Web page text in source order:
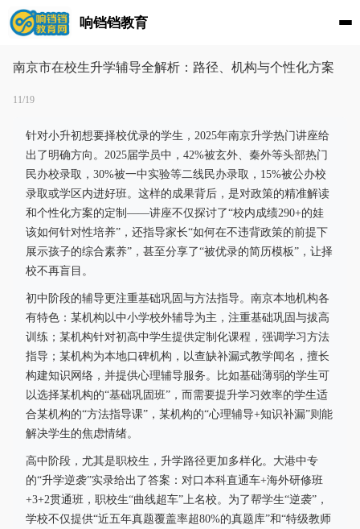
响铛铛教育
南京市在校生升学辅导全解析：路径、机构与个性化方案
11/19
针对小升初想要择校优录的学生，2025年南京升学热门讲座给
出了明确方向。2025届学员中，42%被玄外、秦外等头部热门
民办校录取，30%被一中实验等二线民办录取，15%被公办校
录取或学区内进好班。这样的成果背后，是对政策的精准解读
和个性化方案的定制——讲座不仅探讨了“校内成绩290+的娃
该如何针对性培养”，还指导家长“如何在不违背政策的前提下
展示孩子的综合素养”，甚至分享了“被优录的简历模板”，让择
校不再盲目。
初中阶段的辅导更注重基础巩固与方法指导。南京本地机构各
有特色：某机构以中小学校外辅导为主，注重基础巩固与拔高
训练；某机构针对初高中学生提供定制化课程，强调学习方法
指导；某机构为本地口碑机构，以查缺补漏式教学闻名，擅长
构建知识网络，并提供心理辅导服务。比如基础薄弱的学生可
以选择某机构的“基础巩固班”，而需要提升学习效率的学生适
合某机构的“方法指导课”，某机构的“心理辅导+知识补漏”则能
解决学生的焦虑情绪。
高中阶段，尤其是职校生，升学路径更加多样化。大港中专
的“升学逆袭”实录给出了答案：对口本科直通车+海外研修班
+3+2贯通班，职校生“曲线超车”上名校。为了帮学生“逆袭”，
学校不仅提供“近五年真题覆盖率超80%的真题库”和“特级教师